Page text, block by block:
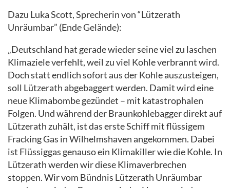
Dazu Luka Scott, Sprecherin von “Lützerath
Unräumbar” (Ende Gelände):
„Deutschland hat gerade wieder seine viel zu laschen
Klimaziele verfehlt, weil zu viel Kohle verbrannt wird.
Doch statt endlich sofort aus der Kohle auszusteigen,
soll Lützerath abgebaggert werden. Damit wird eine
neue Klimabombe gezündet – mit katastrophalen
Folgen. Und während der Braunkohlebagger direkt auf
Lützerath zuhält, ist das erste Schiff mit flüssigem
Fracking Gas in Wilhelmshaven angekommen. Dabei
ist Flüssiggas genauso ein Klimakiller wie die Kohle. In
Lützerath werden wir diese Klimaverbrechen
stoppen. Wir vom Bündnis Lützerath Unräumbar